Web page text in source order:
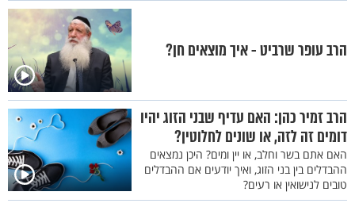
הרב עופר שרביט - איך מוצאים חן?
הרב זמיר כהן: האם עדיף שבני הזוג יהיו
דומים זה לזה, או שונים לחלוטין?
האם אתם בשר וחלב, או יין ומים? היכן נמצאים
ההבדלים בין בני הזוג, ואיך יודעים אם ההבדלים
טובים לנישואין או רעים?